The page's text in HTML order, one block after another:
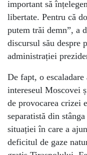
important să
libertate. Pentru că
putem trăi demn”, a
discursul său despre
administrației
De fapt, o
intereseul Moscovei
de provocarea crizei
separatistă din
situației în care a
deficitul de gaze